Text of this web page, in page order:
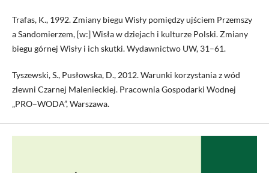
Trafas, K., 1992. Zmiany biegu Wisły pomiędzy ujściem Przemszy
a Sandomierzem, [w:] Wisła w dziejach i kulturze Polski. Zmiany
biegu górnej Wisły i ich skutki. Wydawnictwo UW, 31–61.
Tyszewski, S., Pusłowska, D., 2012. Warunki korzystania z wód
zlewni Czarnej Malenieckiej. Pracownia Gospodarki Wodnej
„PRO–WODA”, Warszawa.